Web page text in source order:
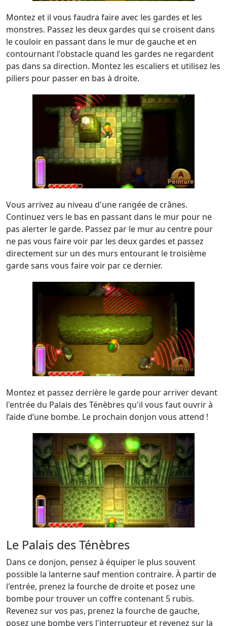
Montez et il vous faudra faire avec les gardes et les
monstres. Passez les deux gardes qui se croisent dans
le couloir en passant dans le mur de gauche et en
contournant l'obstacle quand les gardes ne regardent
pas dans sa direction. Montez les escaliers et utilisez les
piliers pour passer en bas à droite.
Vous arrivez au niveau d'une rangée de crânes.
Continuez vers le bas en passant dans le mur pour ne
pas alerter le garde. Passez par le mur au centre pour
ne pas vous faire voir par les deux gardes et passez
directement sur un des murs entourant le troisième
garde sans vous faire voir par ce dernier.
Montez et passez derrière le garde pour arriver devant
l'entrée du Palais des Ténèbres qu'il vous faut ouvrir à
l’aide d’une bombe. Le prochain donjon vous attend !
Le Palais des Ténèbres
Dans ce donjon, pensez à équiper le plus souvent
possible la lanterne sauf mention contraire. À partir de
l'entrée, prenez la fourche de droite et posez une
bombe pour trouver un coffre contenant 5 rubis.
Revenez sur vos pas, prenez la fourche de gauche,
posez une bombe vers l'interrupteur et revenez sur la